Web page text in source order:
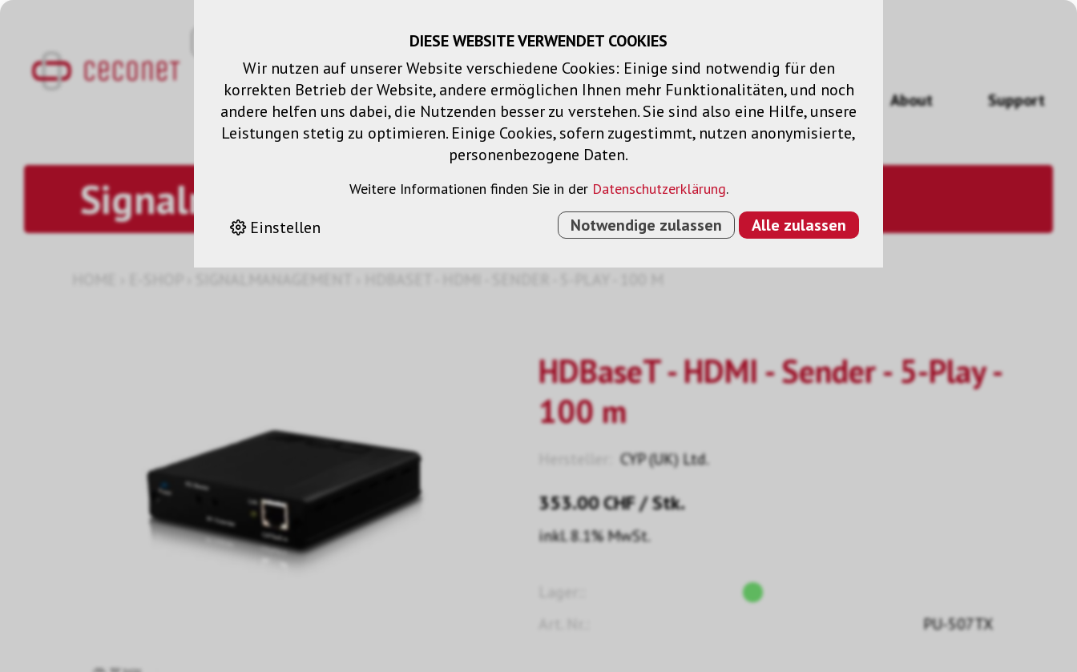
Warenkorb Merklisten Login
Produkte Lösungen Dienstleistungen News About Support
Signalmanagement
HDBaseT - HDMI - Sender - 5-Play -
100 m
CYP (UK) Ltd.
353.00CHF/ Stk.
inkl. 8.1% MwSt.
PU-507TX
DIESE WEBSITE VERWENDET COOKIES
Wir nutzen auf unserer Website verschiedene Cookies: Einige sind notwendig für den
korrekten Betrieb der Website, andere ermöglichen Ihnen mehr Funktionalitäten, und noch
andere helfen uns dabei, die Nutzenden besser zu verstehen. Sie sind also eine Hilfe, unsere
Leistungen stetig zu optimieren. Einige Cookies, sofern zugestimmt, nutzen anonymisierte,
personenbezogene Daten.
Weitere Informationen finden Sie in der Datenschutzerklärung.
Einstellen Notwendige zulassen Alle zulassen